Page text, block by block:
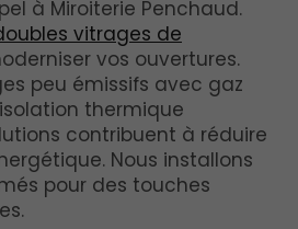
à Miroiterie Penchaud.
vitrages de
vos ouvertures.
peu émissifs avec gaz
thermique
contribuent à réduire
Nous installons
pour des touches